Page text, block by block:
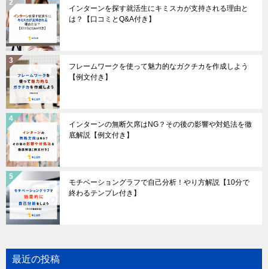
インターンを探す就活生にキミスカが支持される理由と
は？【口コミとQ&A付き】
フレームワークを使って魅力的なガクチカを作成しよう
【例文付き】
インターンの無断欠席はNG？その後の影響や対処法を徹
底解説【例文付き】
モチベーショングラフで自己分析！やり方解説【10分で
終わるテンプレ付き】
最近の投稿